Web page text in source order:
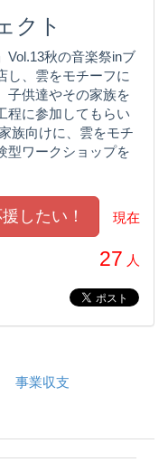
クト
Vol.13秋の音楽祭inブ
し、雲をモチーフに
子供達やその家族を
程に参加してもらい
族向けに、雲をモチ
型ワークショップを
現在
27 人
事業収支